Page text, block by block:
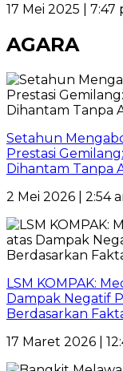
17 Mei 2025 | 7:47
AGARA
Setahun
Prestasi
Dihantam Tanpa
2 Mei 2026 | 2:54
LSM KOMPAK:
Dampak Negatif
Berdasarkan
17 Maret 2026 |